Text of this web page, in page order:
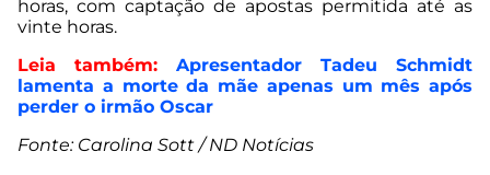
horas, com captação de apostas permitida até as
vinte horas.
Leia também:
Apresentador Tadeu Schmidt
lamenta a morte da mãe apenas um mês após
perder o irmão Oscar
Fonte: Carolina Sott / ND Notícias